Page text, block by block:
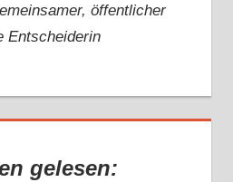
öffentlicher
Entscheiderin
gelesen: